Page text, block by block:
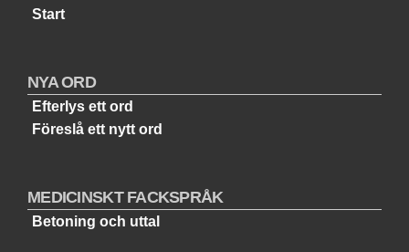
Start
NYA ORD
Efterlys ett ord
Föreslå ett nytt ord
MEDICINSKT FACKSPRÅK
Betoning och uttal